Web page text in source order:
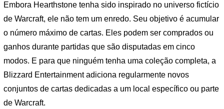
Embora Hearthstone tenha sido inspirado no universo fictício
de Warcraft, ele não tem um enredo. Seu objetivo é acumular
o número máximo de cartas. Eles podem ser comprados ou
ganhos durante partidas que são disputadas em cinco
modos. E para que ninguém tenha uma coleção completa, a
Blizzard Entertainment adiciona regularmente novos
conjuntos de cartas dedicadas a um local específico ou parte
de Warcraft.